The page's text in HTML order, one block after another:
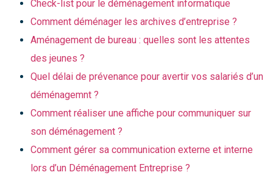
Check-list pour le déménagement informatique
Comment déménager les archives d’entreprise ?
Aménagement de bureau : quelles sont les attentes
des jeunes ?
Quel délai de prévenance pour avertir vos salariés d’un
déménagemnt ?
Comment réaliser une affiche pour communiquer sur
son déménagement ?
Comment gérer sa communication externe et interne
lors d’un Déménagement Entreprise ?